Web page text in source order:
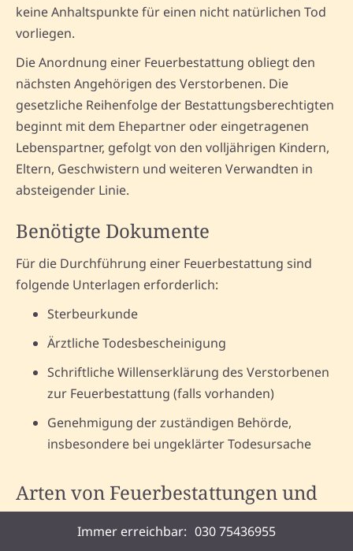
keine Anhaltspunkte für einen nicht natürlichen Tod
vorliegen.
Die Anordnung einer Feuerbestattung obliegt den
nächsten Angehörigen des Verstorbenen. Die
gesetzliche Reihenfolge der Bestattungsberechtigten
beginnt mit dem Ehepartner oder eingetragenen
Lebenspartner, gefolgt von den volljährigen Kindern,
Eltern, Geschwistern und weiteren Verwandten in
absteigender Linie.
Benötigte Dokumente
Für die Durchführung einer Feuerbestattung sind
folgende Unterlagen erforderlich:
Sterbeurkunde
Ärztliche Todesbescheinigung
Schriftliche Willenserklärung des Verstorbenen
zur Feuerbestattung (falls vorhanden)
Genehmigung der zuständigen Behörde,
insbesondere bei ungeklärter Todesursache
Arten von Feuerbestattungen und
ihre Besonderheiten
Immer erreichbar: 030 75436955